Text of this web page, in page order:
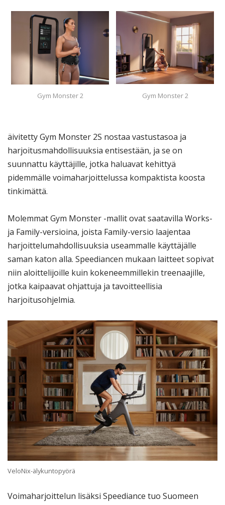
Gym Monster 2 Gym Monster 2
äivitetty Gym Monster 2S nostaa vastustasoa ja
harjoitusmahdollisuuksia entisestään, ja se on
suunnattu käyttäjille, jotka haluavat kehittyä
pidemmälle voimaharjoittelussa kompaktista koosta
tinkimättä.
Molemmat Gym Monster -mallit ovat saatavilla Works-
ja Family-versioina, joista Family-versio laajentaa
harjoittelumahdollisuuksia useammalle käyttäjälle
saman katon alla. Speediancen mukaan laitteet sopivat
niin aloittelijoille kuin kokeneemmillekin treenaajille,
jotka kaipaavat ohjattuja ja tavoitteellisia
harjoitusohjelmia.
VeloNix-älykuntopyörä
Voimaharjoittelun lisäksi Speediance tuo Suomeen